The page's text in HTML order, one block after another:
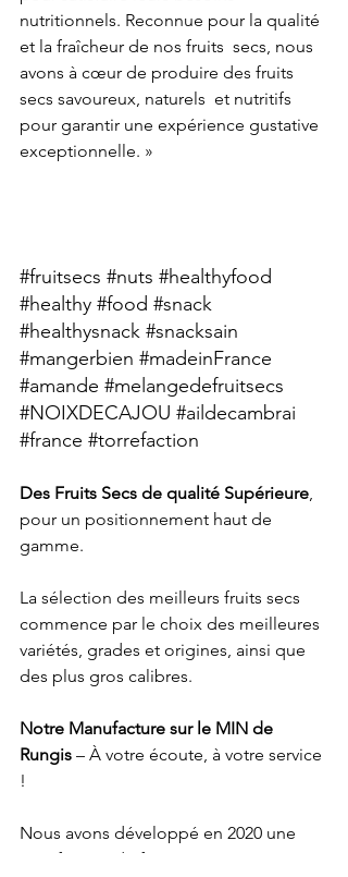
nutritionnels. Reconnue pour la qualité
et la fraîcheur de nos fruits  secs, nous
avons à cœur de produire des fruits
secs savoureux, naturels  et nutritifs
pour garantir une expérience gustative
exceptionnelle. »
#fruitsecs #nuts #healthyfood
#healthy #food #snack
#healthysnack #snacksain
#mangerbien #madeinFrance
#amande #melangedefruitsecs
#NOIXDECAJOU #aildecambrai
#france #torrefaction
Des Fruits Secs de qualité Supérieure,
pour un positionnement haut de
gamme.
La sélection des meilleurs fruits secs
commence par le choix des meilleures
variétés, grades et origines, ainsi que
des plus gros calibres.
Notre Manufacture sur le MIN de
Rungis – À votre écoute, à votre service
!
Nous avons développé en 2020 une
torréfaction de fruits secs et un process